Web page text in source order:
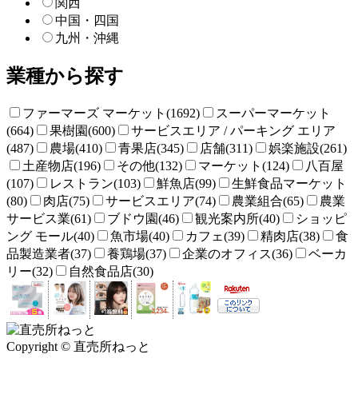
関西
中国・四国
九州・沖縄
業種から探す
ファーマーズ マーケット(1692)
スーパーマーケット
(664)
果樹園(600)
サービスエリア / パーキング エリア
(487)
農場(410) 青果店(345) 店舗(311)
娯楽施設(261)
土産物店(196)
その他(132) マーケット(124)
八百屋
(107)
レストラン(103) 鮮魚店(99)
生鮮食品マーケット
(80)
肉店(75) サービスエリア(74) 農業組合(65)
農業
サービス業(61)
ブドウ園(46) 観光案内所(40)
ショッピ
ング モール(40)
魚市場(40) カフェ(39) 精肉店(38)
食
品製造業者(37)
養鶏場(37) 企業のオフィス(36)
ベーカ
リー(32)
自然食品店(30)
Copyright © 直売所ねっと